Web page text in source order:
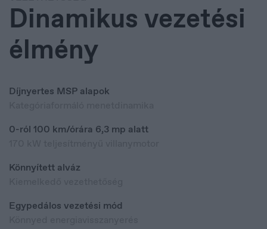
Čeština
Dinamikus vezetési
élmény
Díjnyertes MSP alapok
0-ról 100 km/órára 6,3 mp alatt
Könnyített alváz
Egypedálos vezetési mód